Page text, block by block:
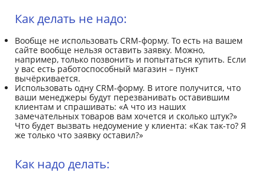
Как делать не надо:
Вообще не использовать CRM-форму. То есть на вашем
сайте вообще нельзя оставить заявку. Можно,
например, только позвонить и попытаться купить. Если
у вас есть работоспособный магазин – пункт
вычёркивается.
Использовать одну CRM-форму. В итоге получится, что
ваши менеджеры будут перезванивать оставившим
клиентам и спрашивать: «А что из наших
замечательных товаров вам хочется и сколько штук?»
Что будет вызвать недоумение у клиента: «Как так-то? Я
же только что заявку оставил?»
Как надо делать: